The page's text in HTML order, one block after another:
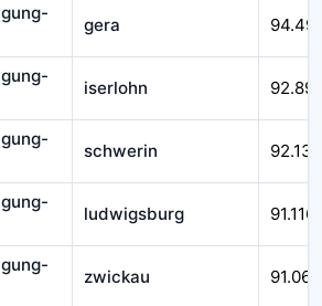
gera
iserlohn
schwerin 92.138
ludwigsburg 91.116
zwickau 91.066